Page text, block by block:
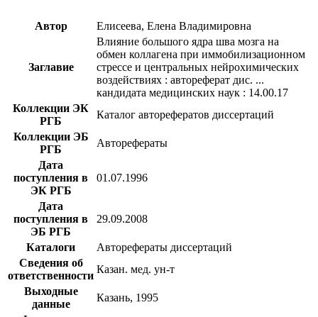
Автор Елисеева, Елена Владимировна
Заглавие
Влияние большого ядра шва мозга на
обмен коллагена при иммобилизационном
стрессе и центральных нейрохимических
воздействиях : автореферат дис. ...
кандидата медицинских наук : 14.00.17
Коллекции ЭК
РГБ
Каталог авторефератов диссертаций
Коллекции ЭБ
РГБ
Авторефераты
Дата
поступления в
ЭК РГБ
01.07.1996
Дата
поступления в
ЭБ РГБ
29.09.2008
Каталоги
Авторефераты диссертаций
Сведения об
ответственности
Казан. мед. ун-т
Выходные
данные
Казань, 1995